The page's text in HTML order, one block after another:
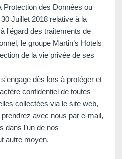
Protection des Données ou
Juillet 2018 relative à la
l'égard des traitements de
le groupe Martin’s Hotels
de la vie privée de ses
dès lors à protéger et
confidentiel de toutes
collectées via le site web,
avec nous par e-mail,
dans l’un de nos
autre moyen.
Martin's Patershof
Malines, 4*